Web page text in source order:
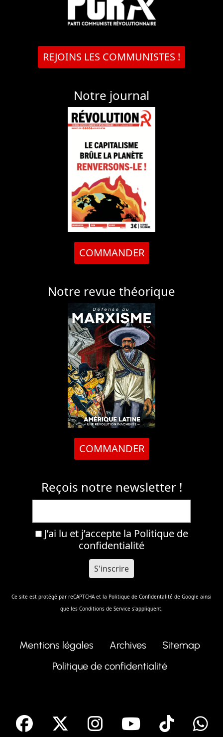
REJOINS LES COMMUNISTES !
Notre journal
COMMANDER
Notre revue théorique
COMMANDER
Reçois notre newsletter !
J’ai lu et j’accepte la Politique de
confidentialité
Ce site est protégé par reCAPTCHA et la Politique de Confidentalité de Google ainsi
que les Conditions de Service s'appliquent.
Mentions légales Archives
Sitemap
Politique de confidentialité
facebook Instagram
Youtube
Tik